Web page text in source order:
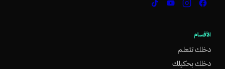
الأقسام
دخلك تتعلم
دخلك بحكيلك